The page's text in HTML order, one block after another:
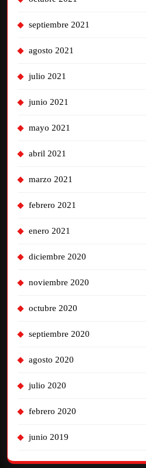
septiembre 2021
agosto 2021
julio 2021
junio 2021
mayo 2021
abril 2021
marzo 2021
febrero 2021
enero 2021
diciembre 2020
noviembre 2020
octubre 2020
septiembre 2020
agosto 2020
julio 2020
febrero 2020
junio 2019